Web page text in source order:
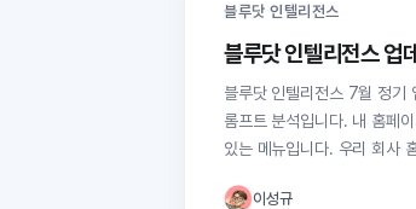
블루닷 인텔리전스
블루닷 인텔리전스 업
블루닷 인텔리전스 7월 정기
롬프트 분석입니다. 내 홈페
있는 메뉴입니다. 우리
이성규